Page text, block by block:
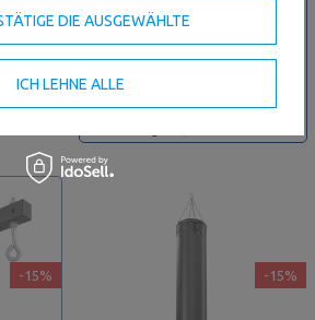
Sport
55,16 €
-15% -15%
DIE AUSGEWÄHLTE
ICH LEHNE ALLE